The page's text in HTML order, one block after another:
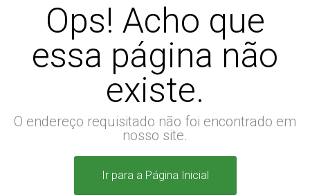
Ops! Acho que
essa página não
existe.
O endereço requisitado não foi encontrado em
nosso site.
Ir para a Página Inicial